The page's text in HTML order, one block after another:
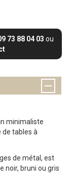
73 88 04 03 ou
minimaliste
tables à
de métal, est
noir, bruni ou gris